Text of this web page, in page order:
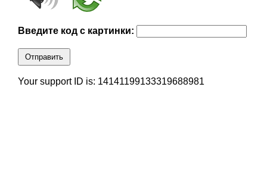
Введите код с картинки:
Отправить
Your support ID is: 14141199133319688981